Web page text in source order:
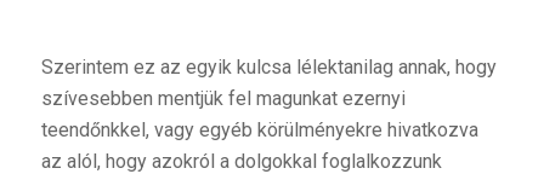
Szerintem ez az egyik kulcsa lélektanilag annak, hogy
szívesebben mentjük fel magunkat ezernyi
teendőnkkel, vagy egyéb körülményekre hivatkozva
az alól, hogy azokról a dolgokkal foglalkozzunk